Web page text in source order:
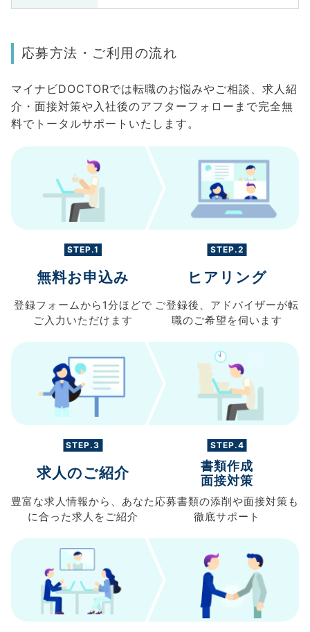
応募方法・ご利用の流れ
マイナビDOCTORでは転職のお悩みやご相談、求人紹
介・面接対策や入社後のアフターフォローまで完全無
料でトータルサポートいたします。
STEP.1
無料お申込み
登録フォームから 1分ほどで
ご入力 いただけます
STEP.2
ヒアリング
ご登録後、 アドバイザーが転
職のご希望を伺います
STEP.3
求人のご紹介
豊富な求人情報から、 あなた
に合った求人を ご紹介
STEP.4
書類作成
面接対策
応募書類の添削や面接対策も
徹底サポート